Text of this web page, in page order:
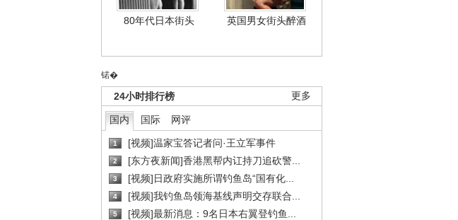
80年代日本街头 英国男女街头醉酒
锘�
更多
24小时排行榜
国内 国际 网评
1 [视频]温家宝答记者问·王立军事件
2 [东方夜新闻]香港黑帮内讧持刀追砍警...
3 [视频]日政府实施所谓钓鱼岛“国有化...
4 [视频]我钓鱼岛领海基线声明交存联合...
5 [视频]最新消息：9名日本右翼登钓鱼...